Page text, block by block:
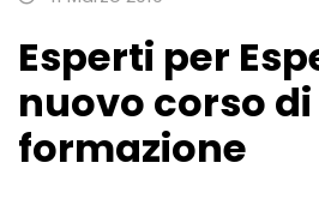
Esperti per
nuovo corso di
formazione